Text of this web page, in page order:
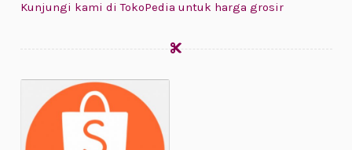
Kunjungi kami di TokoPedia untuk harga grosir